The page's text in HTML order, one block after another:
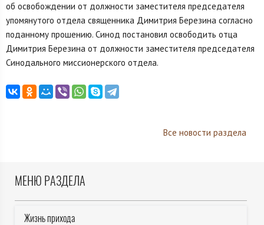
об освобождении от должности заместителя председателя
упомянутого отдела священника Димитрия Березина согласно
поданному прошению. Синод постановил освободить отца
Димитрия Березина от должности заместителя председателя
Синодального миссионерского отдела.
Все новости раздела
МЕНЮ РАЗДЕЛА
Жизнь прихода